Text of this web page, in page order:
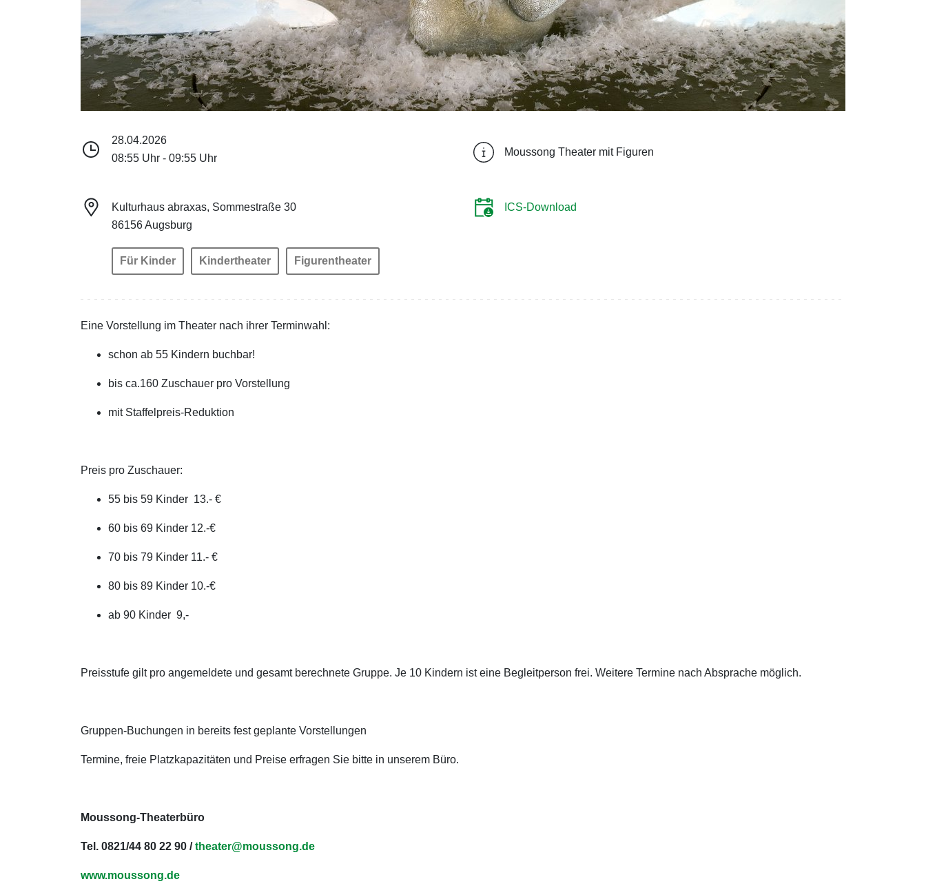
28.04.2026
08:55 Uhr - 09:55 Uhr
Moussong Theater mit Figuren
Kulturhaus abraxas, Sommestraße 30
86156 Augsburg
ICS-Download
Für Kinder Kindertheater Figurentheater
Eine Vorstellung im Theater nach ihrer Terminwahl:
schon ab 55 Kindern buchbar!
bis ca.160 Zuschauer pro Vorstellung
mit Staffelpreis-Reduktion
Preis pro Zuschauer:
55 bis 59 Kinder 13.- €
60 bis 69 Kinder 12.-€
70 bis 79 Kinder 11.- €
80 bis 89 Kinder 10.-€
ab 90 Kinder 9,-
Preisstufe gilt pro angemeldete und gesamt berechnete Gruppe. Je 10 Kindern ist eine Begleitperson frei. Weitere Termine nach Absprache möglich.
Gruppen-Buchungen in bereits fest geplante Vorstellungen
Termine, freie Platzkapazitäten und Preise erfragen Sie bitte in unserem Büro.
Moussong-Theaterbüro
Tel. 0821/44 80 22 90 /theater@moussong.de
www.moussong.de